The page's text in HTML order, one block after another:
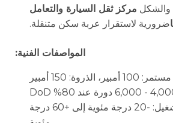
مركز ثقل السيارة والتعامل
ضرورية لاستقرار عربة سكن متنقلة.
المواصفات الفنية:
الذروة: 150 أمبير
درجة حرارة التشغيل: -20 درجة مئوية إلى +60 درجة